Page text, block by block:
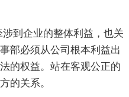
到企业的整体利益，也关
部必须从公司根本利益出
的权益。站在客观公正的
的关系。